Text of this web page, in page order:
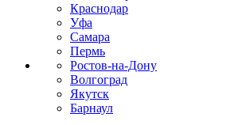
Краснодар
Уфа
Самара
Пермь
Ростов-на-Дону
Волгоград
Якутск
Барнаул